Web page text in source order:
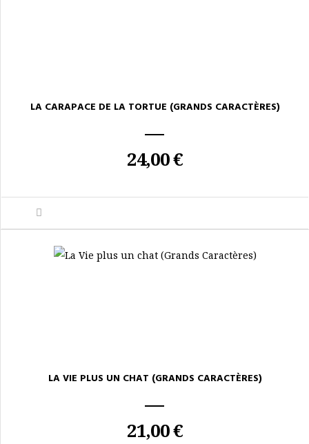
LA CARAPACE DE LA TORTUE (GRANDS CARACTÈRES)
24,00 €
LA VIE PLUS UN CHAT (GRANDS CARACTÈRES)
21,00 €